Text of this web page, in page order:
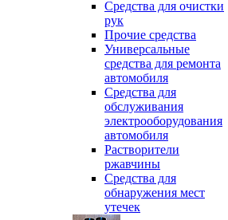
Средства для очистки
рук
Прочие средства
Универсальные
средства для ремонта
автомобиля
Средства для
обслуживания
электрооборудования
автомобиля
Растворители
ржавчины
Средства для
обнаружения мест
утечек